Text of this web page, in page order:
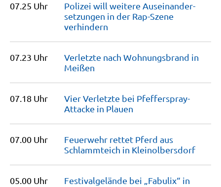
07.25 Uhr
Polizei will weitere Auseinan­der­
setzungen in der Rap-Szene
verhindern
07.23 Uhr
Verletzte nach Wohnungsbrand in
Meißen
07.18 Uhr
Vier Verletzte bei Pfefferspray-
Attacke in Plauen
07.00 Uhr
Feuerwehr rettet Pferd aus
Schlammteich in Kleinolbersdorf
05.00 Uhr
Festivalgelände bei „Fabulix“ in